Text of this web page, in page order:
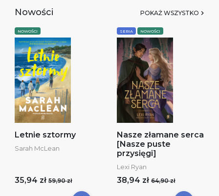
Nowości POKAŻ WSZYSTKO
NOWOŚCI
Letnie sztormy
Sarah McLean
35,94 zł 59,90 zł
SERIA NOWOŚCI
Nasze złamane serca
[Nasze puste
przysięgi]
Lexi Ryan
38,94 zł 64,90 zł